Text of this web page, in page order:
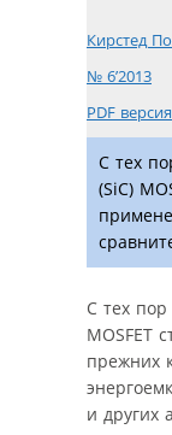
Кирстед
№ 6’2013
PDF версия
С тех
(SiC)
С тех
MOSFET
прежних
и других